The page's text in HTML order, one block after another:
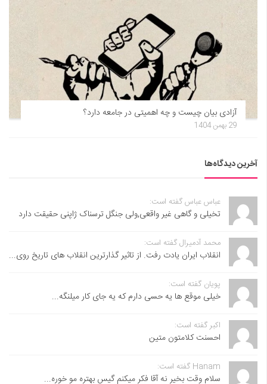
آزادی بیان چیست و چه اهمیتی در جامعه دارد؟
29 بهمن 1404
آخرین دیدگاه‌ها
عباس عباس گفته است:
تخیلی و گاهی غیر واقعی,ولی جنگل ترسناک ژاپنی حقیقت دارد
محمد آدمیرال گفته است:
انقلاب ایران یادت رفت. از تاثیر گذارترین انقلاب های تاریخ روی...
پویان گفته است:
خیلی موقع ها یه حسی دارم که یه جای کار میلنگه...
اکبر گفته است:
احسنت ‌کلامتون متین
Hanam گفته است:
سلام وقت بخیر نه آقا فکر میکنم گیس بهتره مو خوره...